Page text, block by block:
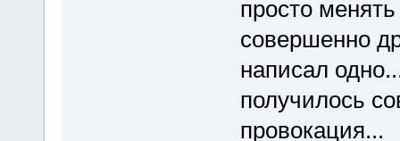
просто
совершенно
написал
получилось
провокация...